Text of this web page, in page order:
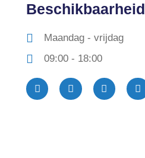
Beschikbaarheid
Maandag - vrijdag
09:00 - 18:00